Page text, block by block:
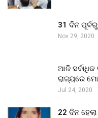
31 ଦିନ
Nov 29, 2020
ଆଜି
ରାଜ୍ୟରେ
Jul 24, 2020
22 ଦିନ